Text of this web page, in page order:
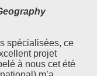
spécialisées, ce
projet
à nous cet été